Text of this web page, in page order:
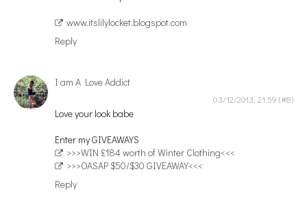
www.itslilylocket.blogspot.com
Reply
I am A Love Addict
03/12/2013, 21:59
Love your look babe
Enter my GIVEAWAYS
>>>WIN £184 worth of Winter Clothing<<<
>>>OASAP $50/$30 GIVEAWAY<<<
Reply